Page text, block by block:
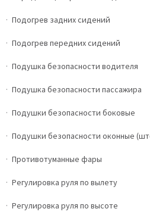
Подогрев задних сидений
Подогрев передних сидений
Подушка безопасности водителя
Подушка безопасности пассажира
Подушки безопасности боковые
Подушки безопасности оконные
Противотуманные фары
Регулировка руля по вылету
Регулировка руля по высоте